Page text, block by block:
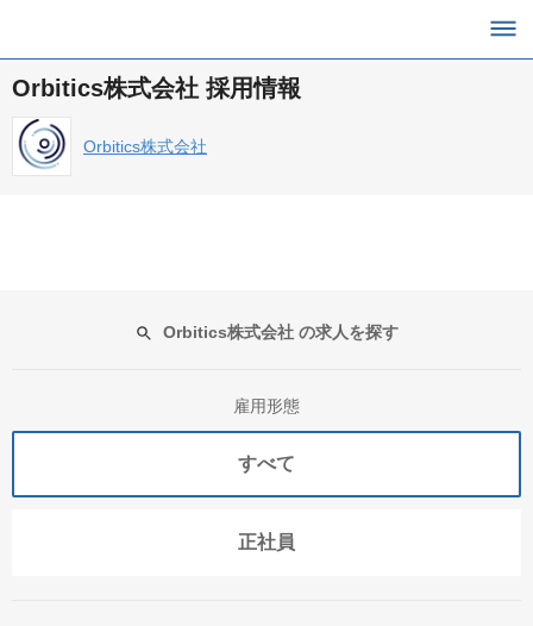
Orbitics株式会社 採用情報
Orbitics株式会社
Orbitics株式会社 の求人を探す
雇用形態
すべて
正社員